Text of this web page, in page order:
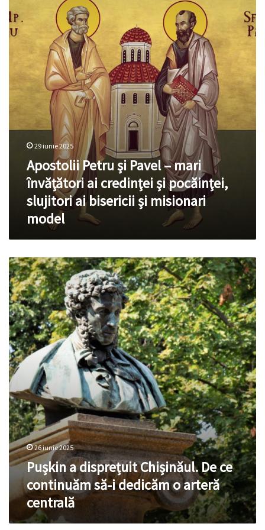
Pavel
–
mari
învăţători
credinţei
şi
pocăinţei,
slujitori
ai
bisericii
misionari
model
29 iunie 2025
Apostolii Petru şi Pavel – mari
învăţători ai credinţei şi pocăinţei,
slujitori ai bisericii și misionari
model
Pușkin
a
disprețuit
Chișinăul.
De
ce
continuăm
să-
i
dedicăm
o
arteră
centrală
26 iunie 2025
Pușkin a disprețuit Chișinăul. De ce
continuăm să-i dedicăm o arteră
centrală